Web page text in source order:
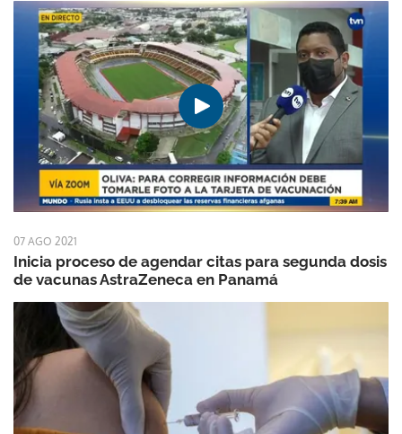
07 AGO 2021
Inicia proceso de agendar citas para segunda dosis
de vacunas AstraZeneca en Panamá